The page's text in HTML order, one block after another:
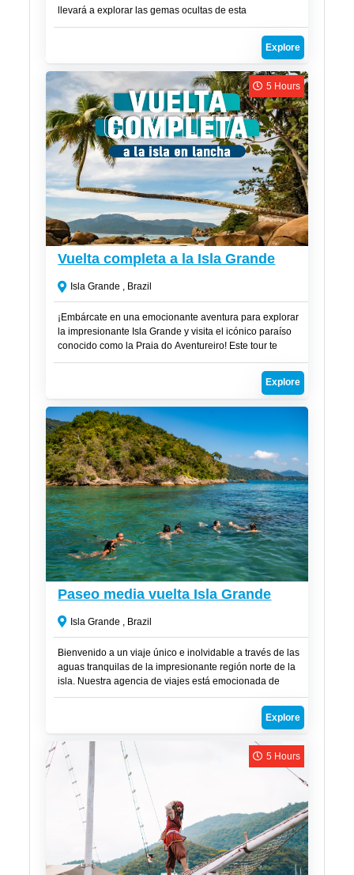
llevará a explorar las gemas ocultas de esta
impresionante región costera de Brasil. Prepárate para
descubrir playas de arena blanca, aguas cristalinas
repletas de vida marina y lugares que parecen sacados
Explore
CLP$ 58,000
5 Hours
Vuelta completa a la Isla Grande
Isla Grande , Brazil
¡Embárcate en una emocionante aventura para explorar
la impresionante Isla Grande y visita el icónico paraíso
conocido como la Praia do Aventureiro! Este tour te
llevará a algunos de los destinos más hermosos de la
Explore
CLP$ 36,000
Paseo media vuelta Isla Grande
Isla Grande , Brazil
Bienvenido a un viaje único e inolvidable a través de las
aguas tranquilas de la impresionante región norte de la
isla. Nuestra agencia de viajes está emocionada de
presentar el viaje perfecto que combina la serenidad del
buceo con peces en aguas cristalinas. Prepárate para
maravillarte con la magia de la Lagoa Azul y sus paradas
Explore
5 Hours